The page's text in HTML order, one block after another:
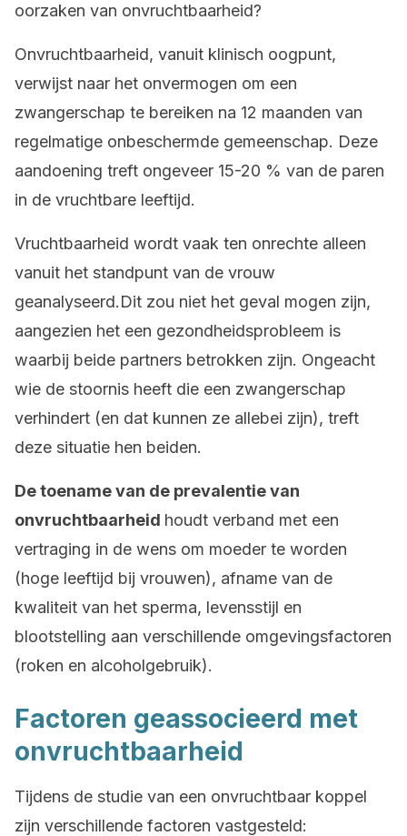
oorzaken van onvruchtbaarheid?
Onvruchtbaarheid, vanuit klinisch oogpunt,
verwijst naar het onvermogen om een
zwangerschap te bereiken na 12 maanden van
regelmatige onbeschermde gemeenschap. Deze
aandoening treft ongeveer 15-20 % van de paren
in de vruchtbare leeftijd.
Vruchtbaarheid wordt vaak ten onrechte alleen
vanuit het standpunt van de vrouw
geanalyseerd.Dit zou niet het geval mogen zijn,
aangezien het een gezondheidsprobleem is
waarbij beide partners betrokken zijn. Ongeacht
wie de stoornis heeft die een zwangerschap
verhindert (en dat kunnen ze allebei zijn), treft
deze situatie hen beiden.
De toename van de prevalentie van
onvruchtbaarheid houdt verband met een
vertraging in de wens om moeder te worden
(hoge leeftijd bij vrouwen), afname van de
kwaliteit van het sperma, levensstijl en
blootstelling aan verschillende omgevingsfactoren
(roken en alcoholgebruik).
Factoren geassocieerd met
onvruchtbaarheid
Tijdens de studie van een onvruchtbaar koppel
zijn verschillende factoren vastgesteld: